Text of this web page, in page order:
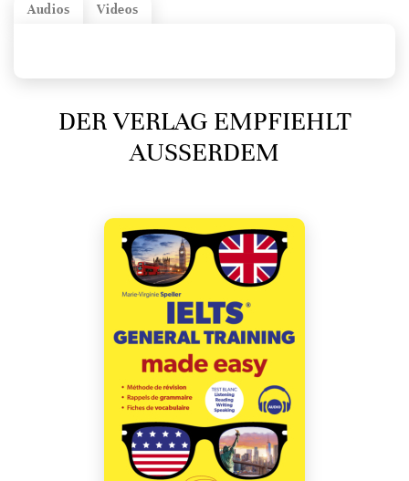
Videos
Audios
DER VERLAG EMPFIEHLT
AUSSERDEM